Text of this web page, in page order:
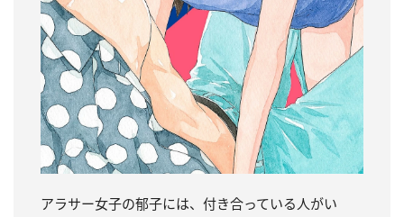
アラサー女子の郁子には、付き合っている人がい